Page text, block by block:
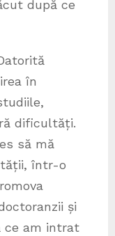
după ce
în
dificultăți.
să mă
într-o
și
ce am intrat